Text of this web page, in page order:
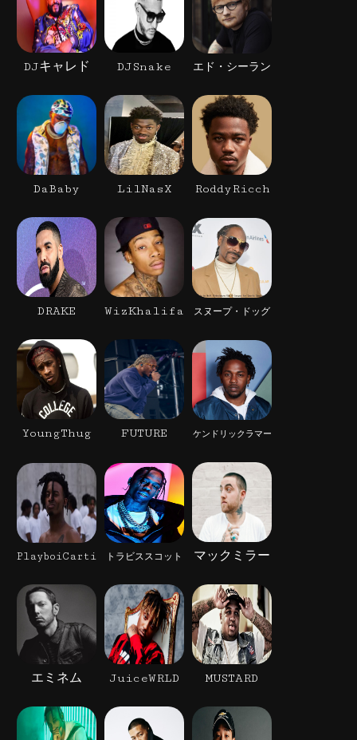
DJキャレド DJSnake エド・シーラン
DaBaby LilNasX RoddyRicch
DRAKE WizKhalifa スヌープ・ドッグ
YoungThug FUTURE ケンドリックラマー
PlayboiCarti トラビススコット マックミラー
エミネム JuiceWRLD MUSTARD